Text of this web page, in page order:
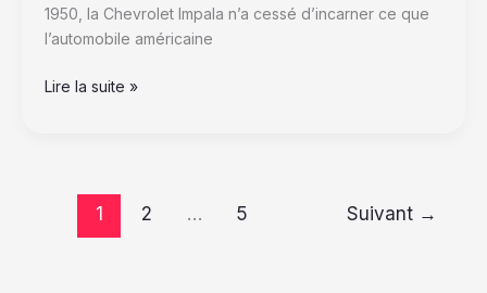
1950, la Chevrolet Impala n’a cessé d’incarner ce que
l’automobile américaine
Lire la suite »
1 2 … 5 Suivant →